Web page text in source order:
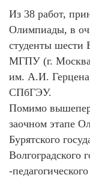
Из 38 работ,
Олимпиады, в
студенты шести
МГПУ (г.
им. А.И.
СПбГЭУ.
Помимо
заочном этапе
Бурятского
Волгоградского
-